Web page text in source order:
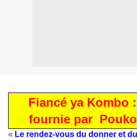
Fiancé ya Kombo
fournie par
« Le rendez-vous du donner et